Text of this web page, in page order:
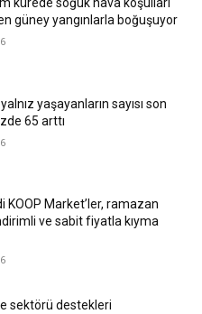
güney yangınlarla boğuşuyor
yaşayanların sayısı son
65 arttı
KOOP Market’ler, ramazan
ve sabit fiyatla kıyma
sektörü destekleri